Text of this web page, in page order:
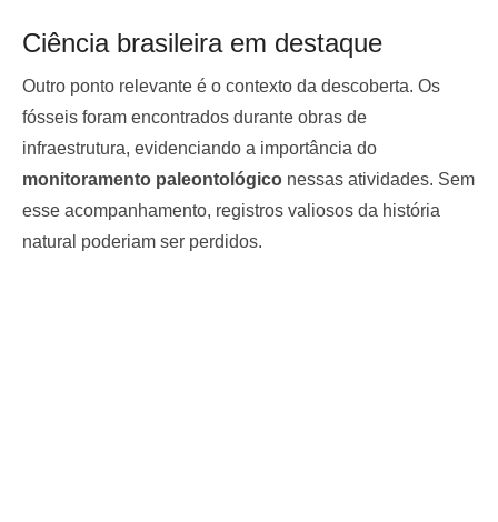
Ciência brasileira em destaque
Outro ponto relevante é o contexto da descoberta. Os
fósseis foram encontrados durante obras de
infraestrutura, evidenciando a importância do
monitoramento paleontológico nessas atividades. Sem
esse acompanhamento, registros valiosos da história
natural poderiam ser perdidos.